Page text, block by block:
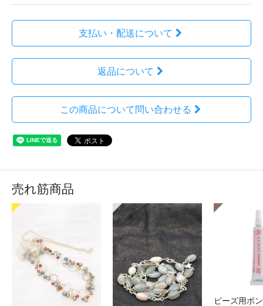
支払い・配送について
返品について
この商品について問い合わせる
売れ筋商品
ビーズ用ボ